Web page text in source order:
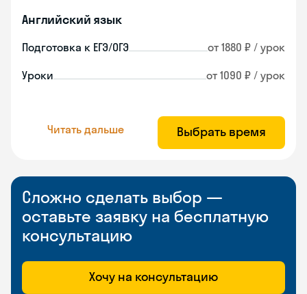
Английский язык
Подготовка к ЕГЭ/ОГЭ от 1880 ₽ / урок
Уроки от 1090 ₽ / урок
Читать дальше Выбрать время
Сложно сделать выбор —
оставьте заявку на бесплатную
консультацию
Хочу на консультацию